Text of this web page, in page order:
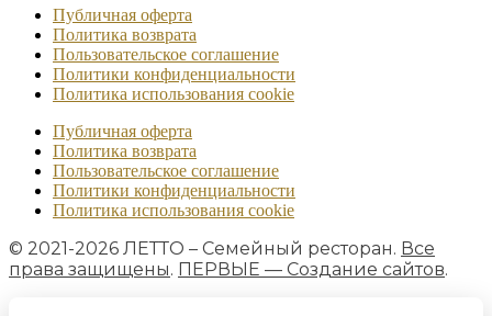
Публичная оферта
Политика возврата
Пользовательское соглашение
Политики конфиденциальности
Политика использования cookie
Публичная оферта
Политика возврата
Пользовательское соглашение
Политики конфиденциальности
Политика использования cookie
© 2021-2026 ЛЕТТО – Семейный ресторан. Все
права защищены. ПЕРВЫЕ — Создание сайтов.